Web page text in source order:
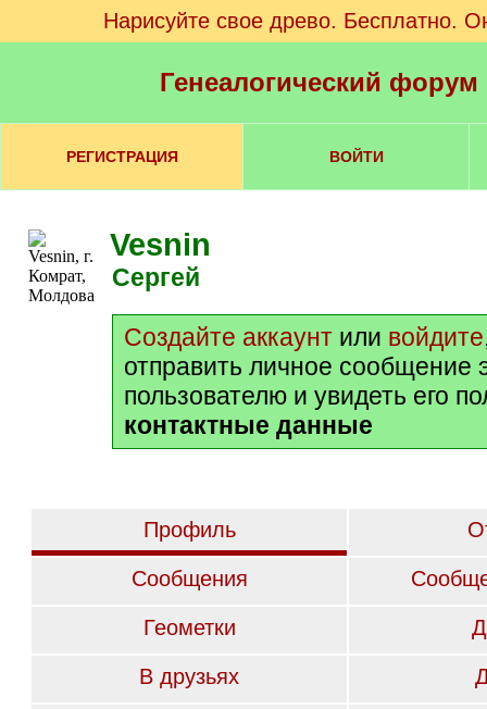
Нарисуйте свое древо. Бесплатно.
Генеалогический
РЕГИСТРАЦИЯ ВОЙТИ
Vesnin
Сергей
Создайте аккаунт или войдите
отправить личное сообщение
пользователю и увидеть его
контактные данные
Профиль
Сообщения
Геометки
В друзьях